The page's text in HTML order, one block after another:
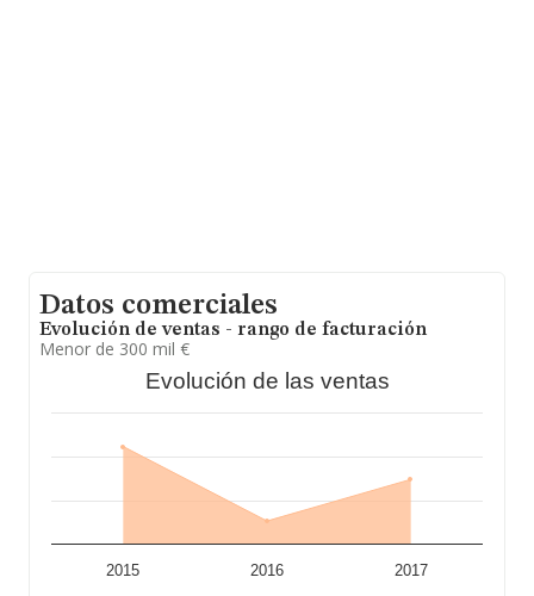
Datos comerciales
Evolución de ventas - rango de facturación
Menor de 300 mil €
Evolución de las ventas
2015 2016 2017